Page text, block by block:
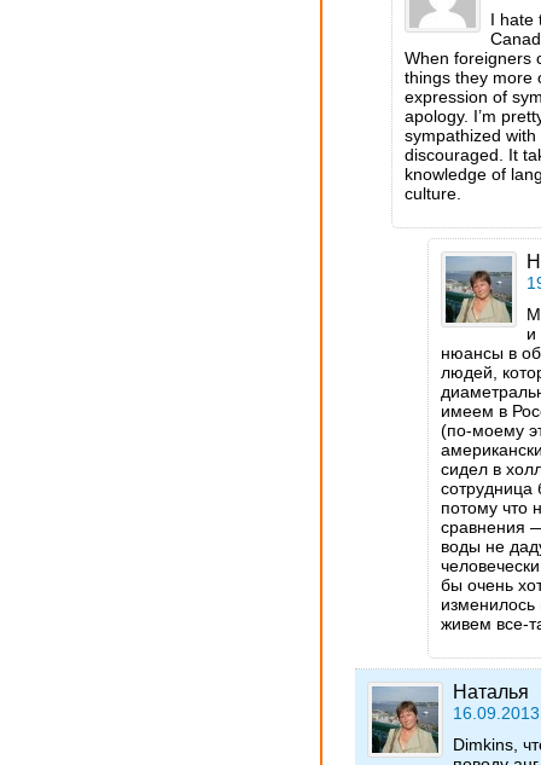
I hate
When foreigners
things they more
expression of
apology. I’m
sympathized with
discouraged. It
knowledge of
culture.
и
нюансы в
людей,
имеем в
(по-моему
сидел в
сотрудница
потому что
сравнения
воды не
бы очень
живем все-
Наталья
Dimkins,